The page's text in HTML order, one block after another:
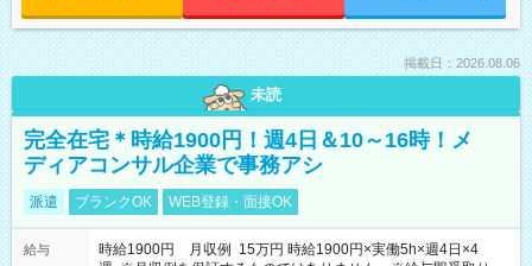
掲載日：2026.08.06
未読
完全在宅＊時給1900円！週4日＆10～16時！メ
ディアコンサル企業で事務アシ
派遣 ブランクOK WEB登録・面接OK
給与
時給1900円 月収例 15万円 時給1900円×実働5h×週4日×4